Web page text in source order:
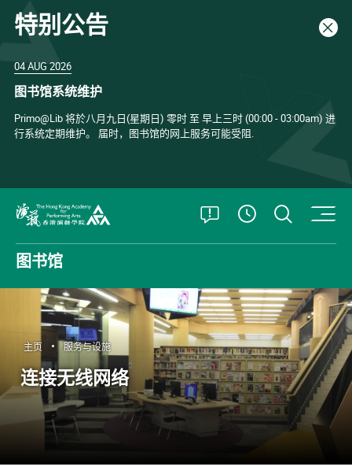
特别公告 关闭
04 AUG 2026
图书馆系统维护
Primo@Lib 将於八月九日(星期日) 零时 至 早上三时 (00:00 - 03:00am) 进
行系统定期维护。 届时，图书馆的网上服务可能受阻.
打开特别公告
查看開放時
打开
图书馆
主页 服务与设施
连接无线网络